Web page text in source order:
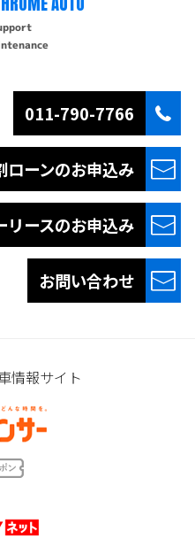
011-790-7766
ローンのお申込み
リースのお申込み
お問い合わせ
情報サイト